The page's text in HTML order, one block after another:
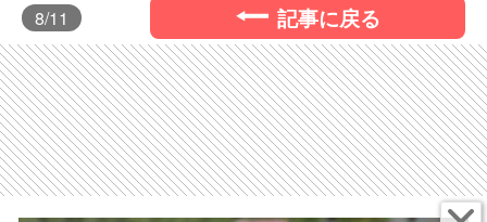
8/11 記事に戻る